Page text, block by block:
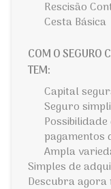
Rescisão
Cesta Básica
COM O SEGURO
TEM:
Capital
Seguro
pagamentos
Ampla
Simples de
Descubra agora